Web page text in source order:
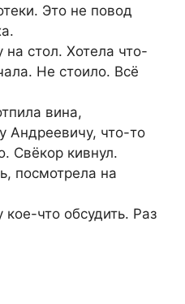
Это не повод
стол. Хотела что-
Не стоило. Всё
вина,
Андреевичу, что-то
Свёкор кивнул.
посмотрела на
что обсудить. Раз